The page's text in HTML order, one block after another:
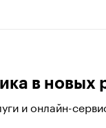
в новых
и онлайн-